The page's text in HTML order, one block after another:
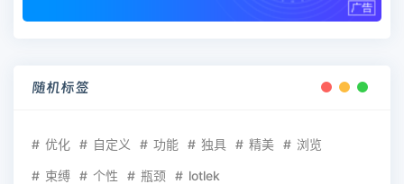
随机标签
优化 自定义 功能 独具 精美 浏览
束缚 个性 瓶颈 lotlek